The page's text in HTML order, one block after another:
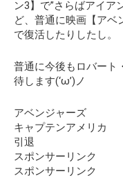
ン3】で”さらばアイア
ど、普通に映画【アベ
で復活したりしたし。
普通に今後もロバート
待します(‘ω’)ノ
アベンジャーズ
キャプテンアメリカ
引退
スポンサーリンク
スポンサーリンク